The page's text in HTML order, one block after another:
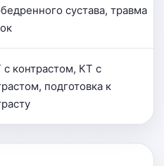
сустава, травма
контрастом, КТ с
подготовка к